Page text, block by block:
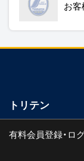
お
トリテン
有料会員登録・ロ